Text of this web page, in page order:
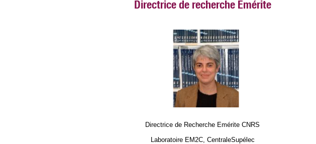
Directrice de recherche Emérite
Directrice de Recherche Emérite CNRS
Laboratoire EM2C, CentraleSupélec